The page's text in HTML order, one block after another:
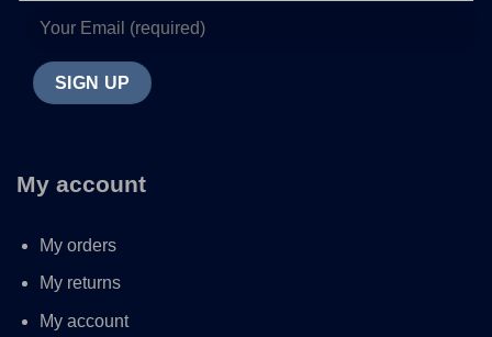
My account
My orders
My returns
My account